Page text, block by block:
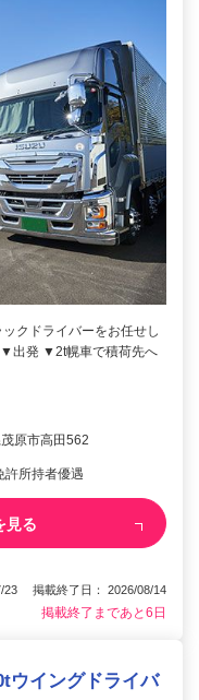
クドライバーをお任せし
出発 ▼2t幌車で積荷先へ
原市高田562
所持者優遇
見る
23 掲載終了日： 2026/08/14
掲載終了まであと6日
ウイングドライバ